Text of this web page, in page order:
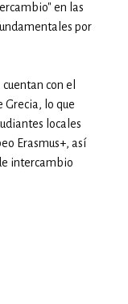
en las
por
con el
lo que
locales
Erasmus+, así
intercambio